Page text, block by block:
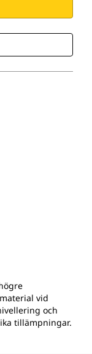
vid
och
tillämpningar.